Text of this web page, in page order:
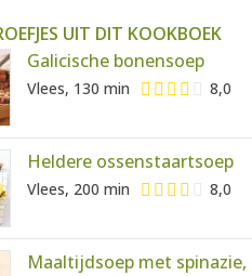
UIT DIT KOOKBOEK
Galicische bonensoep
Vlees, 130 min 8,0
Heldere ossenstaartsoep
Vlees, 200 min 8,0
Maaltijdsoep met